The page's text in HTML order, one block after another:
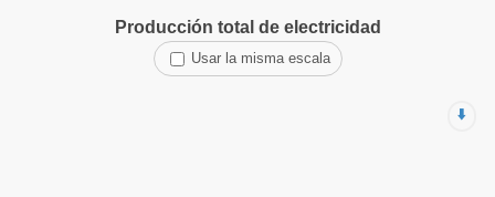
Producción total de electricidad
Usar la misma escala
⬇️